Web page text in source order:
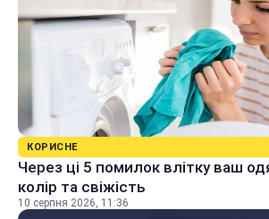
КОРИСНЕ
Через ці 5 помилок влітку ваш
колір та свіжість
10 серпня 2026, 11:36